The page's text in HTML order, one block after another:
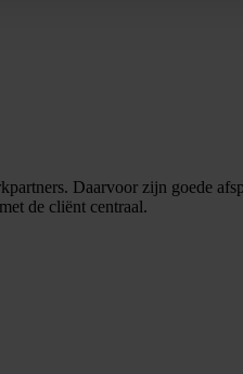
Daarvoor zijn goede
de cliënt centraal.